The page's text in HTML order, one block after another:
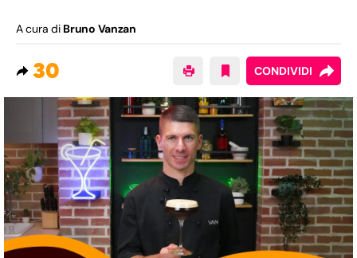
A cura di Bruno Vanzan
30 CONDIVIDI